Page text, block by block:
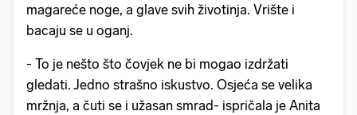
magareće noge, a glave svih životinja. Vrište i
bacaju se u oganj.
- To je nešto što čovjek ne bi mogao izdržati
gledati. Jedno strašno iskustvo. Osjeća se velika
mržnja, a čuti se i užasan smrad- ispričala je Anita